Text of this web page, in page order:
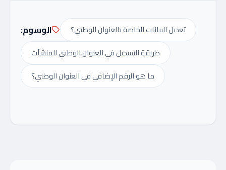
الوسوم:
تعديل البيانات الخاصة بالعنوان الوطني؟
طريقة التسجيل في العنوان الوطني للمنشآت
ما هو الرقم الإضافي في العنوان الوطني؟